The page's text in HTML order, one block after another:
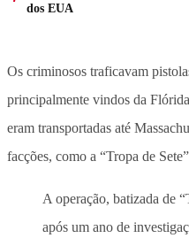
dos EUA
Os criminosos traficavam
principalmente vindos da
eram transportadas até
facções, como a “Tropa de
A operação, batizada de
após um ano de